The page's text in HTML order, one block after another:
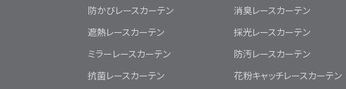
防かびレースカーテン
消臭レースカーテン
遮熱レースカーテン
採光レースカーテン
ミラーレースカーテン
防汚レースカーテン
抗菌レースカーテン
花粉キャッチレースカーテン